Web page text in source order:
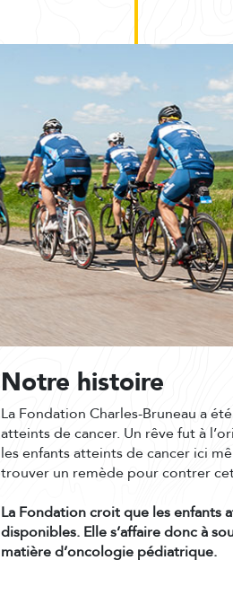
Notre histoire
La Fondation Charles-Bruneau a
atteints de cancer. Un rêve fut à
les enfants atteints de cancer ici
trouver un remède pour contrer
La Fondation croit que les enfants
disponibles. Elle s’affaire donc à
matière d’oncologie pédiatrique.